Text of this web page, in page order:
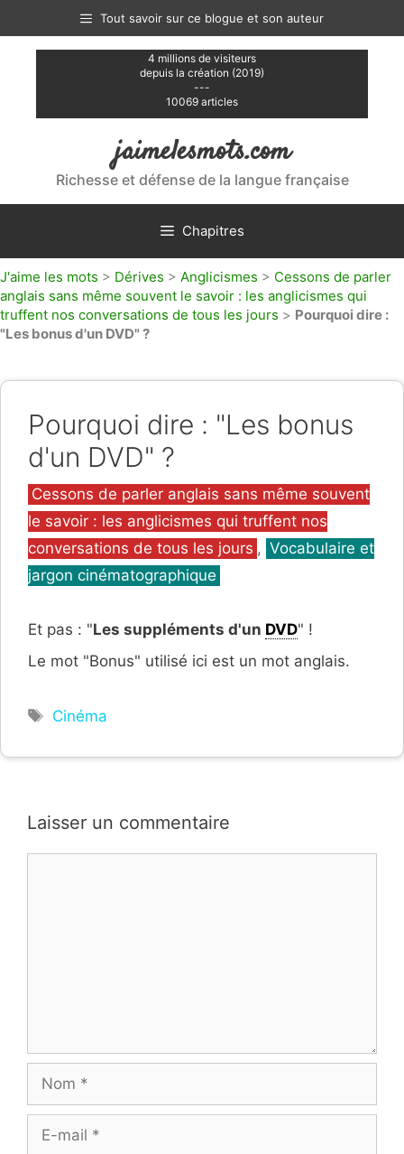
contenu
Tout savoir sur ce blogue et son auteur
4 millions de visiteurs
depuis la création (2019)
---
10069 articles
jaimelesmots.com
Richesse et défense de la langue française
Chapitres
J'aime les mots > Dérives > Anglicismes > Cessons de parler
anglais sans même souvent le savoir : les anglicismes qui
truffent nos conversations de tous les jours > Pourquoi dire :
"Les bonus d'un DVD" ?
Pourquoi dire : "Les bonus
d'un DVD" ?
Catégories
Cessons de parler anglais sans même souvent
le savoir : les anglicismes qui truffent nos
conversations de tous les jours , Vocabulaire et
jargon cinématographique
Et pas : "Les suppléments d'un DVD" !
Le mot "Bonus" utilisé ici est un mot anglais.
Étiquettes
Cinéma
Laisser un commentaire
mail